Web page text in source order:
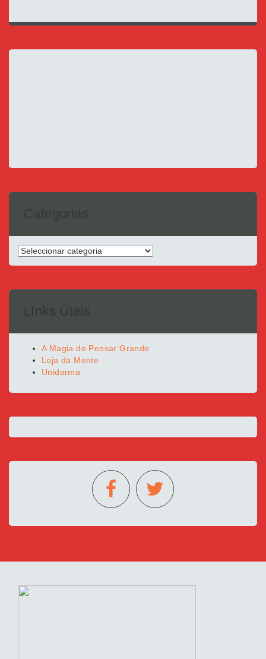
Categorias
Categorias
Línks Úteis
A Magia de Pensar Grande
Loja da Mente
Unidarma